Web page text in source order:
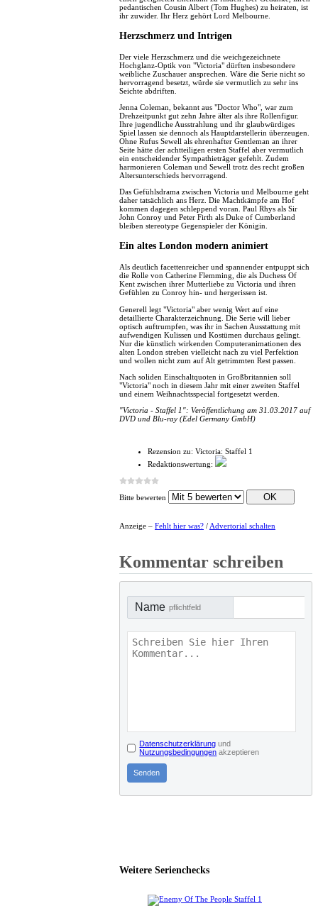
pedantischen Cousin Albert (Tom Hughes) zu heiraten, ist
ihr zuwider. Ihr Herz gehört Lord Melbourne.
Herzschmerz und Intrigen
Der viele Herzschmerz und die weichgezeichnete
Hochglanz-Optik von "Victoria" dürften insbesondere
weibliche Zuschauer ansprechen. Wäre die Serie nicht so
hervorragend besetzt, würde sie vermutlich zu sehr ins
Seichte abdriften.
Jenna Coleman, bekannt aus "Doctor Who", war zum
Drehzeitpunkt gut zehn Jahre älter als ihre Rollenfigur.
Ihre jugendliche Ausstrahlung und ihr glaubwürdiges
Spiel lassen sie dennoch als Hauptdarstellerin überzeugen.
Ohne Rufus Sewell als ehrenhafter Gentleman an ihrer
Seite hätte der achtteiligen ersten Staffel aber vermutlich
ein entscheidender Sympathieträger gefehlt. Zudem
harmonieren Coleman und Sewell trotz des recht großen
Altersunterschieds hervorragend.
Das Gefühlsdrama zwischen Victoria und Melbourne geht
daher tatsächlich ans Herz. Die Machtkämpfe am Hof
kommen dagegen schleppend voran. Paul Rhys als Sir
John Conroy und Peter Firth als Duke of Cumberland
bleiben stereotype Gegenspieler der Königin.
Ein altes London modern animiert
Als deutlich facettenreicher und spannender entpuppt sich
die Rolle von Catherine Flemming, die als Duchess Of
Kent zwischen ihrer Mutterliebe zu Victoria und ihren
Gefühlen zu Conroy hin- und hergerissen ist.
Generell legt "Victoria" aber wenig Wert auf eine
detaillierte Charakterzeichnung. Die Serie will lieber
optisch auftrumpfen, was ihr in Sachen Ausstattung mit
aufwendigen Kulissen und Kostümen durchaus gelingt.
Nur die künstlich wirkenden Computeranimationen des
alten London streben vielleicht nach zu viel Perfektion
und wollen nicht zum auf Alt getrimmten Rest passen.
Nach soliden Einschaltquoten in Großbritannien soll
"Victoria" noch in diesem Jahr mit einer zweiten Staffel
und einem Weihnachtsspecial fortgesetzt werden.
"Victoria - Staffel 1": Veröffentlichung am 31.03.2017 auf
DVD und Blu-ray (Edel Germany GmbH)
Rezension zu: Victoria: Staffel 1
Redaktionswertung:
Bitte bewerten
Anzeige – Fehlt hier was? / Advertorial schalten
Kommentar schreiben
Name pflichtfeld
Datenschutzerklärung und
Nutzungsbedingungen akzeptieren
Senden
Weitere Serienchecks